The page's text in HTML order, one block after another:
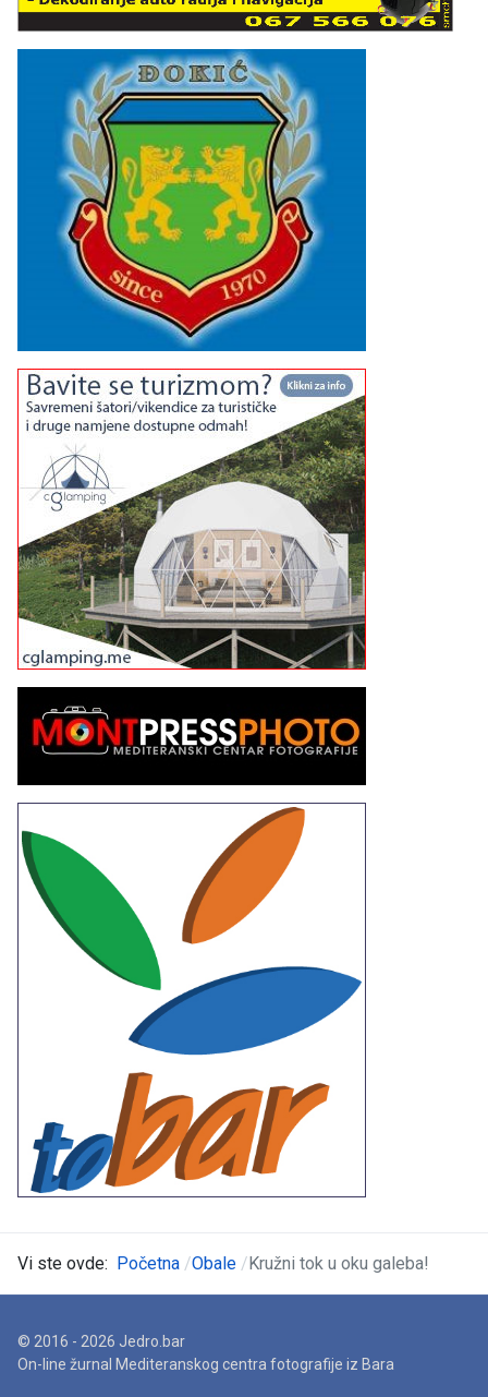
Vi ste ovde: Početna Obale Kružni tok u oku galeba!
© 2016 - 2026 Jedro.bar
On-line žurnal Mediteranskog centra fotografije iz Bara